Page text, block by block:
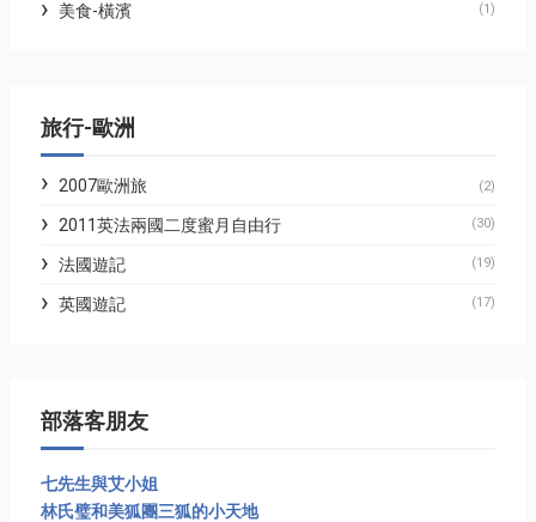
美食-橫濱 (1)
旅行-歐洲
2007歐洲旅 (2)
2011英法兩國二度蜜月自由行 (30)
法國遊記 (19)
英國遊記 (17)
部落客朋友
七先生與艾小姐
林氏璧和美狐團三狐的小天地